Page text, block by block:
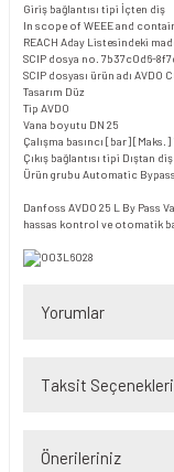
Giriş bağlantısı tipi İçten diş
In scope of WEEE and
REACH Aday Listesindeki
SCIP dosya no. 7b37c0d6-
SCIP dosyası ürün adı AVDO
Tasarım Düz
Tip AVDO
Vana boyutu DN 25
Çalışma basıncı [bar] [Maks.]
Çıkış bağlantısı tipi Dıştan diş
Ürün grubu Automatic
Danfoss AVDO 25 L By Pass
hassas kontrol ve otomatik
Yorumlar
Taksit Seçenekleri
Önerileriniz